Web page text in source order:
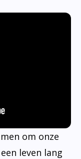
om onze
leven lang